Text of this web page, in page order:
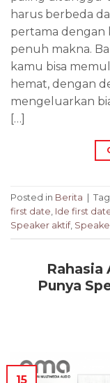
harus berbeda
pertama dengan
penuh makna.
kamu bisa
hemat, dengan
mengeluarkan
[…]
Posted in Berita
first date, Ide first
Speaker aktif,
Rahasia
Punya
15